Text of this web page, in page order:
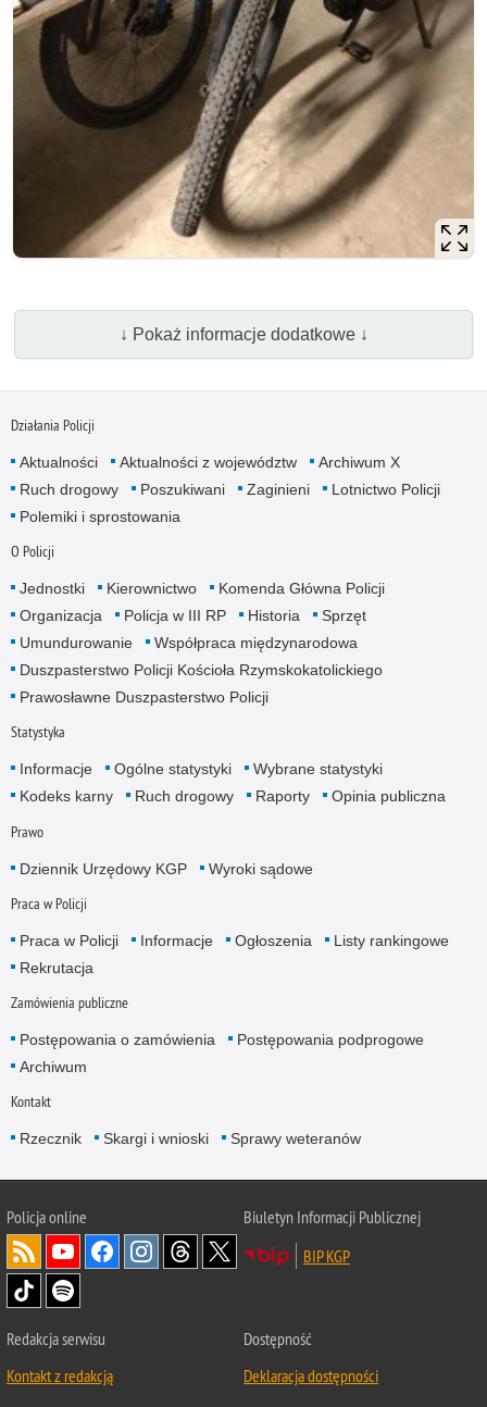
↓ Pokaż informacje dodatkowe ↓
Działania Policji
Aktualności Aktualności z województw
Archiwum X
Ruch drogowy
Poszukiwani Zaginieni
Lotnictwo Policji
Polemiki i sprostowania
O Policji
Jednostki Kierownictwo
Komenda Główna Policji
Organizacja
Policja w III RP Historia
Sprzęt
Umundurowanie
Współpraca międzynarodowa
Duszpasterstwo Policji Kościoła Rzymskokatolickiego
Prawosławne Duszpasterstwo Policji
Statystyka
Informacje Ogólne statystyki
Wybrane statystyki
Kodeks karny
Ruch drogowy Raporty Opinia publiczna
Prawo
Dziennik Urzędowy KGP Wyroki sądowe
Praca w Policji
Praca w Policji Informacje Ogłoszenia
Listy rankingowe
Rekrutacja
Zamówienia publiczne
Postępowania o zamówienia
Postępowania podprogowe
Archiwum
Kontakt
Rzecznik Skargi i wnioski Sprawy weteranów
Policjaonline
Biuletyn Informacji Publicznej
BIP KGP
Redakcja serwisu
Kontakt z redakcją
Dostępność
Deklaracja dostępności